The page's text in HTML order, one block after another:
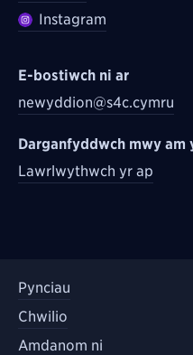
Instagram
E-bostiwch ni ar
newyddion@s4c.cymru
Darganfyddwch mwy am
Lawrlwythwch yr ap
Pynciau
Chwilio
Amdanom ni